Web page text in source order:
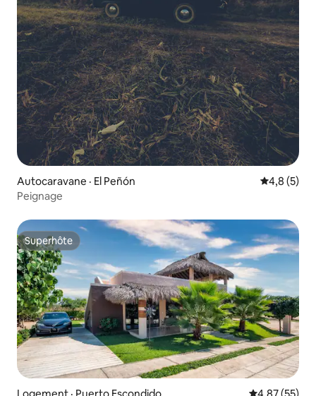
Autocaravane · El Peñón Note
4,8 (5)
Peignage
Superhôte
Superhôte
Logement · Puerto Escondido Note
4,87 (55)